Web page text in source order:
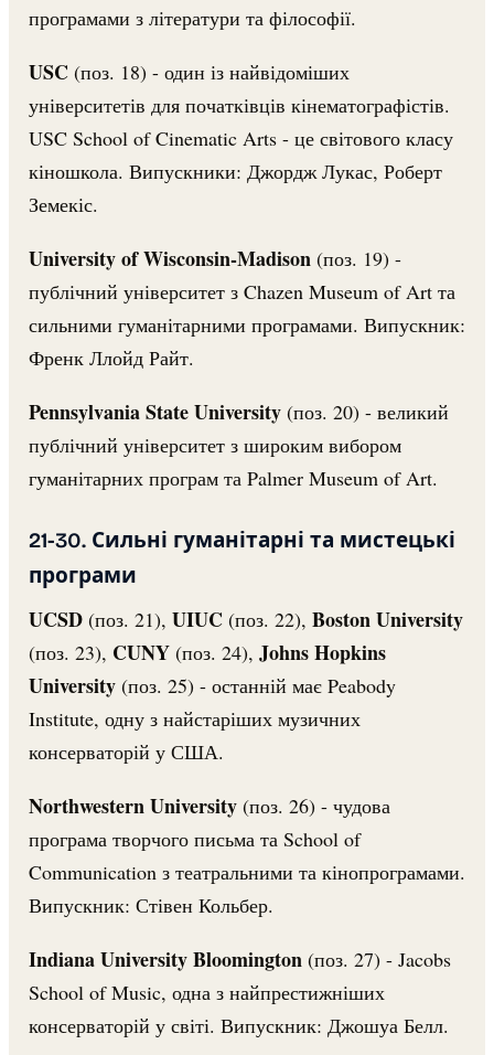
програмами з літератури та філософії.
USC (поз. 18) - один із найвідоміших
університетів для початківців кінематографістів.
USC School of Cinematic Arts - це світового класу
кіношкола. Випускники: Джордж Лукас, Роберт
Земекіс.
University of Wisconsin-Madison (поз. 19) -
публічний університет з Chazen Museum of Art та
сильними гуманітарними програмами. Випускник:
Френк Ллойд Райт.
Pennsylvania State University (поз. 20) - великий
публічний університет з широким вибором
гуманітарних програм та Palmer Museum of Art.
21-30. Сильні гуманітарні та мистецькі
програми
UCSD (поз. 21), UIUC (поз. 22), Boston University
(поз. 23), CUNY (поз. 24), Johns Hopkins
University (поз. 25) - останній має Peabody
Institute, одну з найстаріших музичних
консерваторій у США.
Northwestern University (поз. 26) - чудова
програма творчого письма та School of
Communication з театральними та кінопрограмами.
Випускник: Стівен Кольбер.
Indiana University Bloomington (поз. 27) - Jacobs
School of Music, одна з найпрестижніших
консерваторій у світі. Випускник: Джошуа Белл.